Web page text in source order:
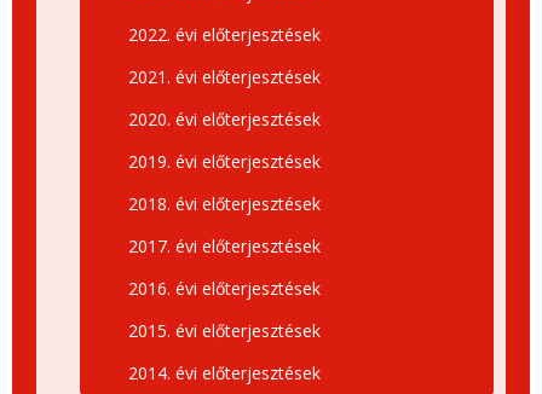
2022. évi előterjesztések
2021. évi előterjesztések
2020. évi előterjesztések
2019. évi előterjesztések
2018. évi előterjesztések
2017. évi előterjesztések
2016. évi előterjesztések
2015. évi előterjesztések
2014. évi előterjesztések